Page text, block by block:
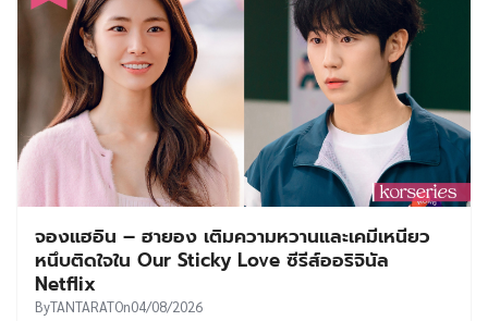
จองแฮอิน – ฮายอง เติมความหวานและเคมีเหนียว
หนึบติดใจใน Our Sticky Love ซีรีส์ออริจินัล
Netflix
ByTANTARATOn04/08/2026